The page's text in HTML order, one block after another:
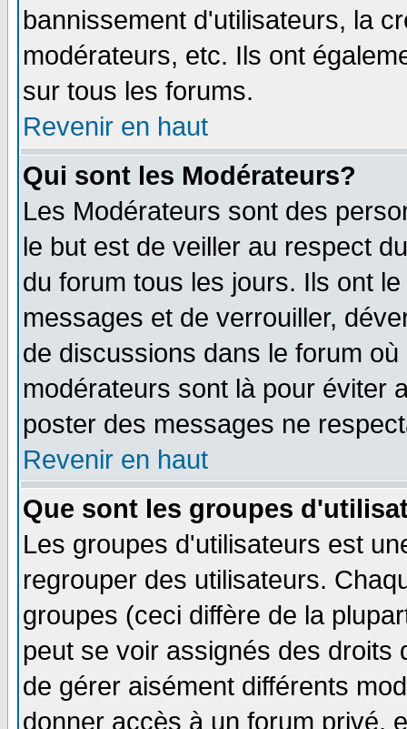
bannissement d'utilisateurs, la
modérateurs, etc. Ils ont
sur tous les forums.
Revenir en haut
Qui sont les Modérateurs?
Les Modérateurs sont des
le but est de veiller au respect
du forum tous les jours. Ils ont
messages et de verrouiller,
de discussions dans le forum
modérateurs sont là pour éviter
poster des messages ne
Revenir en haut
Que sont les groupes
Les groupes d'utilisateurs est
regrouper des utilisateurs.
groupes (ceci diffère de la
peut se voir assignés des
de gérer aisément différents
donner accès à un forum privé,